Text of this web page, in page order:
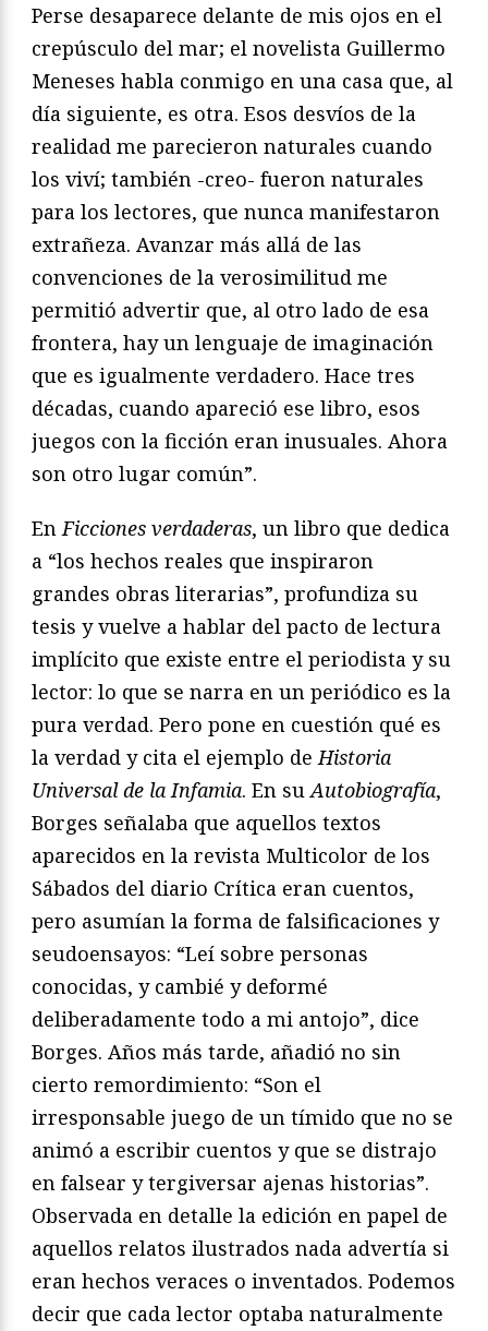
Perse desaparece delante de mis ojos en el
crepúsculo del mar; el novelista Guillermo
Meneses habla conmigo en una casa que, al
día siguiente, es otra. Esos desvíos de la
realidad me parecieron naturales cuando
los viví; también -creo- fueron naturales
para los lectores, que nunca manifestaron
extrañeza. Avanzar más allá de las
convenciones de la verosimilitud me
permitió advertir que, al otro lado de esa
frontera, hay un lenguaje de imaginación
que es igualmente verdadero. Hace tres
décadas, cuando apareció ese libro, esos
juegos con la ficción eran inusuales. Ahora
son otro lugar común”.
EnFicciones verdaderas, un libro que dedica
a “los hechos reales que inspiraron
grandes obras literarias”, profundiza su
tesis y vuelve a hablar del pacto de lectura
implícito que existe entre el periodista y su
lector: lo que se narra en un periódico es la
pura verdad. Pero pone en cuestión qué es
la verdad y cita el ejemplo deHistoria
Universal de la Infamia. En suAutobiografía,
Borges señalaba que aquellos textos
aparecidos en la revista Multicolor de los
Sábados del diario Crítica eran cuentos,
pero asumían la forma de falsificaciones y
seudoensayos: “Leí sobre personas
conocidas, y cambié y deformé
deliberadamente todo a mi antojo”, dice
Borges. Años más tarde, añadió no sin
cierto remordimiento: “Son el
irresponsable juego de un tímido que no se
animó a escribir cuentos y que se distrajo
en falsear y tergiversar ajenas historias”.
Observada en detalle la edición en papel de
aquellos relatos ilustrados nada advertía si
eran hechos veraces o inventados. Podemos
decir que cada lector optaba naturalmente